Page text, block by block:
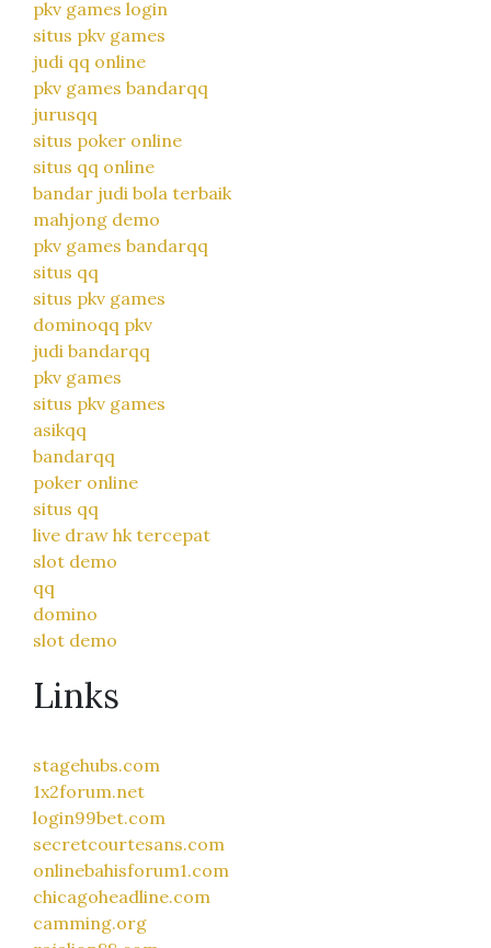
pkv games login
situs pkv games
judi qq online
pkv games bandarqq
jurusqq
situs poker online
situs qq online
bandar judi bola terbaik
mahjong demo
pkv games bandarqq
situs qq
situs pkv games
dominoqq pkv
judi bandarqq
pkv games
situs pkv games
asikqq
bandarqq
poker online
situs qq
live draw hk tercepat
slot demo
qq
domino
slot demo
Links
stagehubs.com
1x2forum.net
login99bet.com
secretcourtesans.com
onlinebahisforum1.com
chicagoheadline.com
camming.org